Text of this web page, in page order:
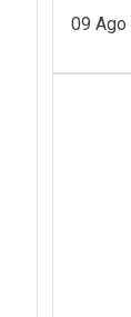
09 Ago